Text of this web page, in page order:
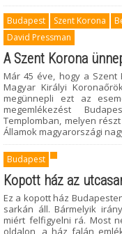
Budapest Szent Korona
David Pressman
A Szent Korona
Már 45 éve, hogy a
Magyar Királyi
megünnepli ezt az
megemlékezést
Templomban, melyen
Államok magyarországi
Budapest
Kopott ház az
Ez a kopott ház
sarkán áll. Bármelyik
miért felfigyelni rá. Most
oldalon, a ház falán